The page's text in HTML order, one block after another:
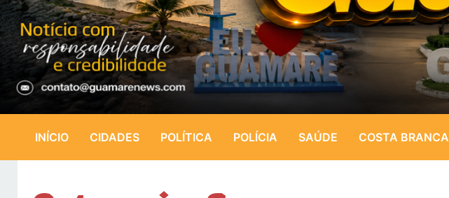
INÍCIO CIDADES POLÍTICA POLÍCIA SAÚDE COSTA BRANCA